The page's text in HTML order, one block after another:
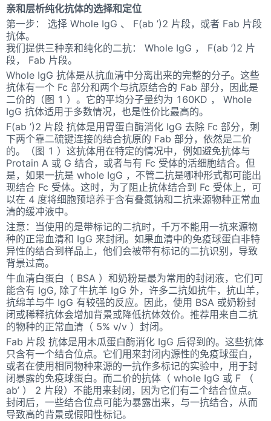
亲和层析纯化抗体的选择和定位
第一步： 选择 Whole IgG 、 F(ab ’)2 片段，或者 Fab 片段
抗体。
我们提供三种亲和纯化的二抗： Whole IgG ， F(ab ’)2 片
段， Fab 片段。
Whole IgG 抗体是从抗血清中分离出来的完整的分子。这些
抗体有一个 Fc 部分和两个与抗原结合的 Fab 部分，因此是
二价的（图 1 ）。它的平均分子量约为 160KD ， Whole
IgG 抗体适用于多数情况，也是性价比最高的。
F(ab ’)2 片段 抗体是用胃蛋白酶消化 IgG 去除 Fc 部分，剩
下两个靠二硫键连接的结合抗原的 Fab 部分，依然是二价
的。（图 1 ）这抗体用在特定的情况中，例如避免抗体与
Protain A 或 G 结合，或者与有 Fc 受体的活细胞结合。但
是，如果一抗是 whole IgG ，不管二抗是哪种形式都可能出
现结合 Fc 受体。这时，为了阻止抗体结合到 Fc 受体上，可
以在 4 度将细胞预培养于含有叠氮钠和二抗来源物种正常血
清的缓冲液中。
注意：当使用的是带标记的二抗时，千万不能用一抗来源物
种的正常血清和 IgG 来封闭。如果血清中的免疫球蛋白非特
异性的结合到样品上，他们会被带有标记的二抗识别，导致
背景过高。
牛血清白蛋白（ BSA ）和奶粉是最为常用的封闭液，它们可
能含有 IgG, 除了牛抗羊 IgG 外，许多二抗如抗牛，抗山羊，
抗绵羊与牛 IgG 有较强的反应。因此，使用 BSA 或奶粉封
闭或稀释抗体会增加背景或降低抗体效价。推荐用来自二抗
的物种的正常血清（ 5% v/v ）封闭。
Fab 片段 抗体是用木瓜蛋白酶消化 IgG 后得到的。这些抗体
只含有一个结合位点。它们用来封闭内源性的免疫球蛋白，
或者在使用相同物种来源的一抗作多标记的实验中，用于封
闭暴露的免疫球蛋白。而二价的抗体（ whole IgG 或 F （
ab’ ） 2 片段）不能用来封闭，因为它们有二个结合位点。
封闭后，一些结合位点可能为暴露出来，与一抗结合，从而
导致高的背景或假阳性标记。